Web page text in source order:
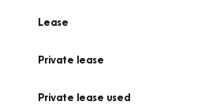
Lease
Private lease
Private lease used